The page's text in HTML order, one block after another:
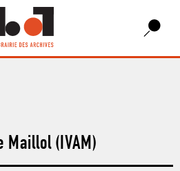
Maillol (IVAM)